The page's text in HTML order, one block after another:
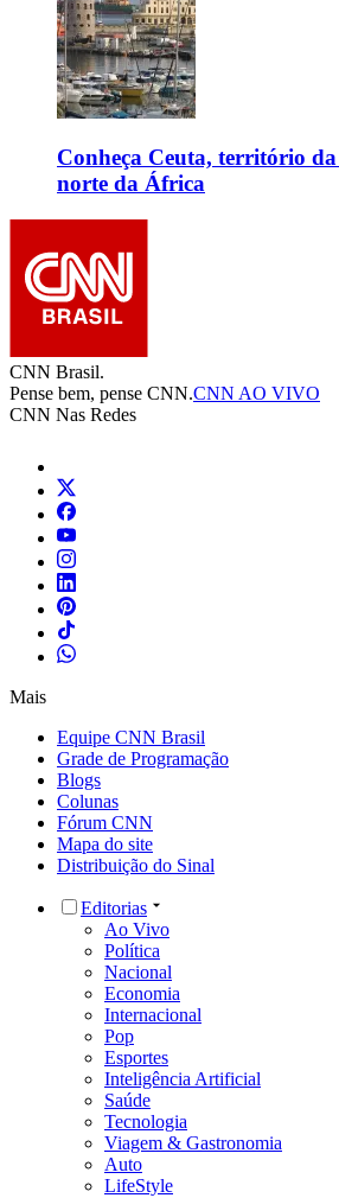
Conheça Ceuta, território
norte da África
CNN Brasil.
Pense bem, pense CNN.CNN AO VIVO
CNN Nas Redes
Mais
Equipe CNN Brasil
Grade de Programação
Blogs
Colunas
Fórum CNN
Mapa do site
Distribuição do Sinal
Editorias
Ao Vivo
Política
Nacional
Economia
Internacional
Pop
Esportes
Inteligência Artificial
Saúde
Tecnologia
Viagem & Gastronomia
Auto
LifeStyle